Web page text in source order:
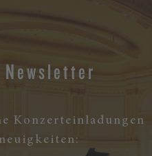
Newsletter
Konzerteinladungen